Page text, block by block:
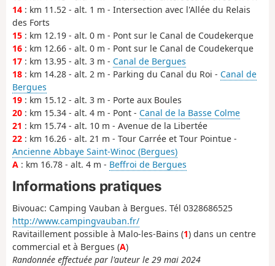
14 : km 11.52 - alt. 1 m - Intersection avec l'Allée du Relais
des Forts
15 : km 12.19 - alt. 0 m - Pont sur le Canal de Coudekerque
16 : km 12.66 - alt. 0 m - Pont sur le Canal de Coudekerque
17 : km 13.95 - alt. 3 m - Canal de Bergues
18 : km 14.28 - alt. 2 m - Parking du Canal du Roi - Canal de
Bergues
19 : km 15.12 - alt. 3 m - Porte aux Boules
20 : km 15.34 - alt. 4 m - Pont - Canal de la Basse Colme
21 : km 15.74 - alt. 10 m - Avenue de la Libertée
22 : km 16.26 - alt. 21 m - Tour Carrée et Tour Pointue -
Ancienne Abbaye Saint-Winoc (Bergues)
A : km 16.78 - alt. 4 m - Beffroi de Bergues
Informations pratiques
Bivouac: Camping Vauban à Bergues. Tél 0328686525
http://www.campingvauban.fr/
Ravitaillement possible à Malo-les-Bains (1) dans un centre
commercial et à Bergues (A)
Randonnée effectuée par l'auteur le 29 mai 2024